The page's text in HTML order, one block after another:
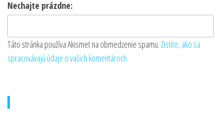
Nechajte prázdne:
Táto stránka používa Akismet na obmedzenie spamu. Zistite, ako sa
spracovávajú údaje o vašich komentároch.